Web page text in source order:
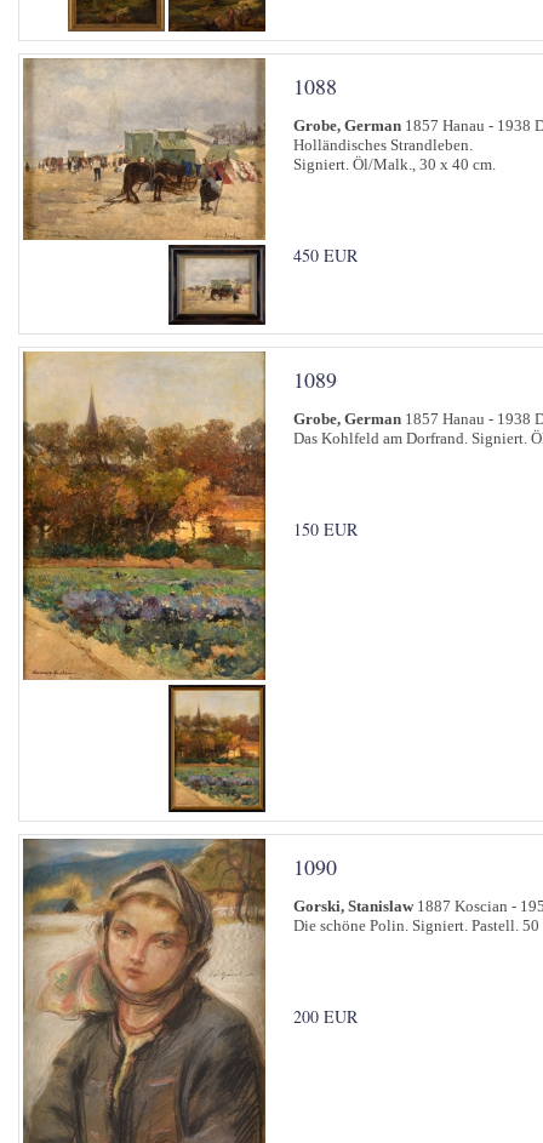
1088
Grobe, German 1857 Hanau - 1938
Holländisches Strandleben.
Signiert. Öl/Malk., 30 x 40 cm.
450 EUR
1089
Grobe, German 1857 Hanau - 1938
Das Kohlfeld am Dorfrand. Signiert.
150 EUR
1090
Gorski, Stanislaw1887 Koscian -
Die schöne Polin. Signiert. Pastell. 50
200 EUR